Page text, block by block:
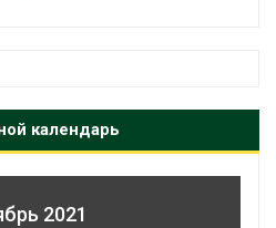
календарь
2021